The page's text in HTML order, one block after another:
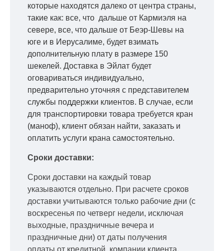
которые находятся далеко от центра страны,
такие как: все, что дальше от Кармиэля на
севере, все, что дальше от Беэр-Шевы на
юге и в Иерусалиме, будет взимать
дополнительную плату в размере 150
шекелей. Доставка в Эйлат будет
оговариваться индивидуально,
предварительно уточняя с представителем
службы поддержки клиентов. В случае, если
для транспортировки товара требуется кран
(маноф), клиент обязан найти, заказать и
оплатить услуги крана самостоятельно.
Сроки доставки:
Сроки доставки на каждый товар
указываются отдельно. При расчете сроков
доставки учитываются только рабочие дни (с
воскресенья по четверг недели, исключая
выходные, праздничные вечера и
праздничные дни) от даты получения
оплаты от кредитной компании клиента.